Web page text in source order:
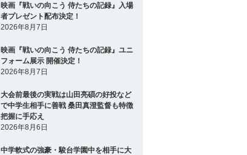
映画『戦いの向こう 侍たちの記録』入場
者プレゼント配布決定！
2026年8月7日
映画『戦いの向こう 侍たちの記録』ユニ
フォーム展示 開催決定！
2026年8月7日
大会前最後の実戦は山田亮碩の好投など
で中学生相手に善戦 桑田真澄監督も特徴
把握に手応え
2026年8月6日
中学軟式の強豪・駿台学園中を相手に大